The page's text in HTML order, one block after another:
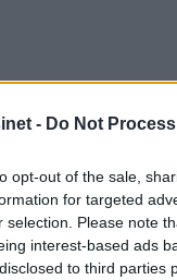
- Do Not
opt-out of the sale,
for targeted
selection. Please note
interest-based ads
to third parties